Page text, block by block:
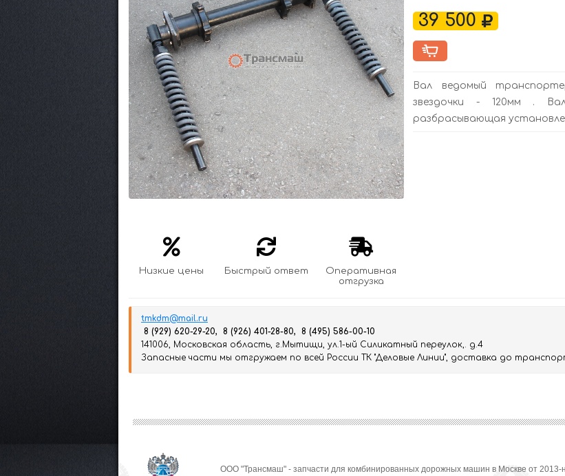
Низкие цены Быстрый ответ
Оперативная
отгрузка
39 500
Вал ведомый
звездочки - 120мм . Вал
разбрасывающая
tmkdm@mail.ru
8 (929) 620-29-20, 8 (926) 401-28-80, 8 (495) 586-00-10
141006, Московская область, г.Мытищи, ул.1-ый Силикатный переулок,. д.4
Запасные части мы отгружаем по всей России ТК "Деловые Линии", доставка до
ООО "Трансмаш" - запчасти для комбинированных дорожных машин в Москве от 2013-